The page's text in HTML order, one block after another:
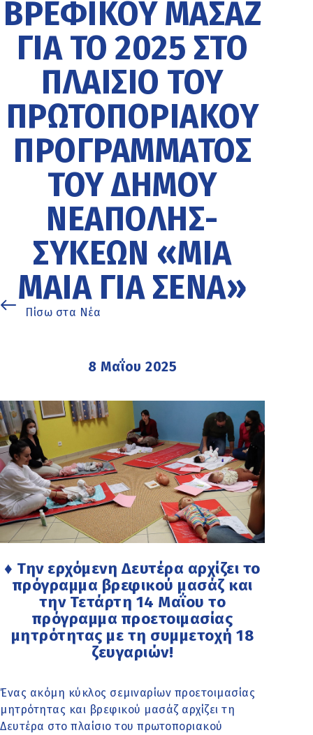
ΒΡΕΦΙΚΟΎ ΜΑΣΆΖ
ΓΙΑ ΤΟ 2025 ΣΤΟ
ΠΛΑΊΣΙΟ ΤΟΥ
ΠΡΩΤΟΠΟΡΙΑΚΟΎ
ΠΡΟΓΡΆΜΜΑΤΟΣ
ΤΟΥ ΔΉΜΟΥ
ΝΕΆΠΟΛΗΣ-
ΣΥΚΕΏΝ «ΜΙΑ
ΜΑΊΑ ΓΙΑ ΣΈΝΑ»
Πίσω στα Νέα
8 Μαΐου 2025
♦ Την ερχόμενη Δευτέρα αρχίζει το
πρόγραμμα βρεφικού μασάζ και
την Τετάρτη 14 Μαΐου το
πρόγραμμα προετοιμασίας
μητρότητας με τη συμμετοχή 18
ζευγαριών!
Ένας ακόμη κύκλος σεμιναρίων προετοιμασίας
μητρότητας και βρεφικού μασάζ αρχίζει τη
Δευτέρα στο πλαίσιο του πρωτοποριακού